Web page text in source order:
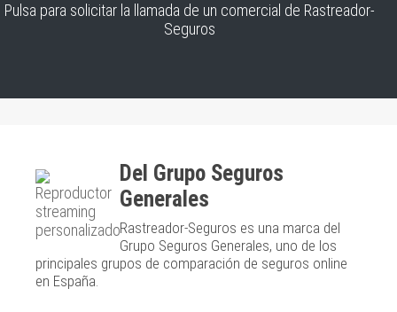
Pulsa para solicitar la llamada de un comercial de Rastreador-
Seguros
Del Grupo Seguros
Generales
Rastreador-Seguros es una marca del
Grupo Seguros Generales, uno de los
principales grupos de comparación de seguros online
en España.